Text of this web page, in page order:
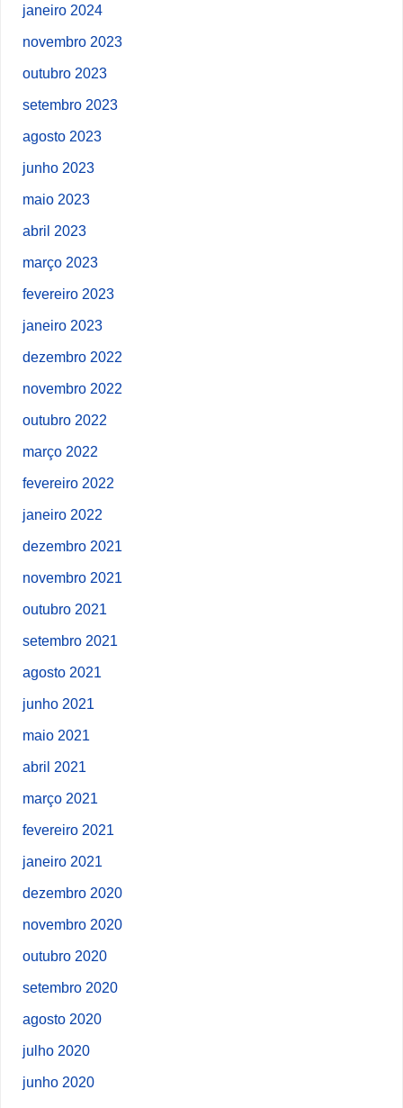
janeiro 2024
novembro 2023
outubro 2023
setembro 2023
agosto 2023
junho 2023
maio 2023
abril 2023
março 2023
fevereiro 2023
janeiro 2023
dezembro 2022
novembro 2022
outubro 2022
março 2022
fevereiro 2022
janeiro 2022
dezembro 2021
novembro 2021
outubro 2021
setembro 2021
agosto 2021
junho 2021
maio 2021
abril 2021
março 2021
fevereiro 2021
janeiro 2021
dezembro 2020
novembro 2020
outubro 2020
setembro 2020
agosto 2020
julho 2020
junho 2020